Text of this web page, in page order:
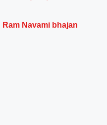
Ram Navami bhajan